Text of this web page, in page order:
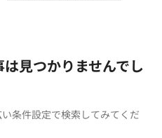
見つかりませんでし
条件設定で検索してみてくだ